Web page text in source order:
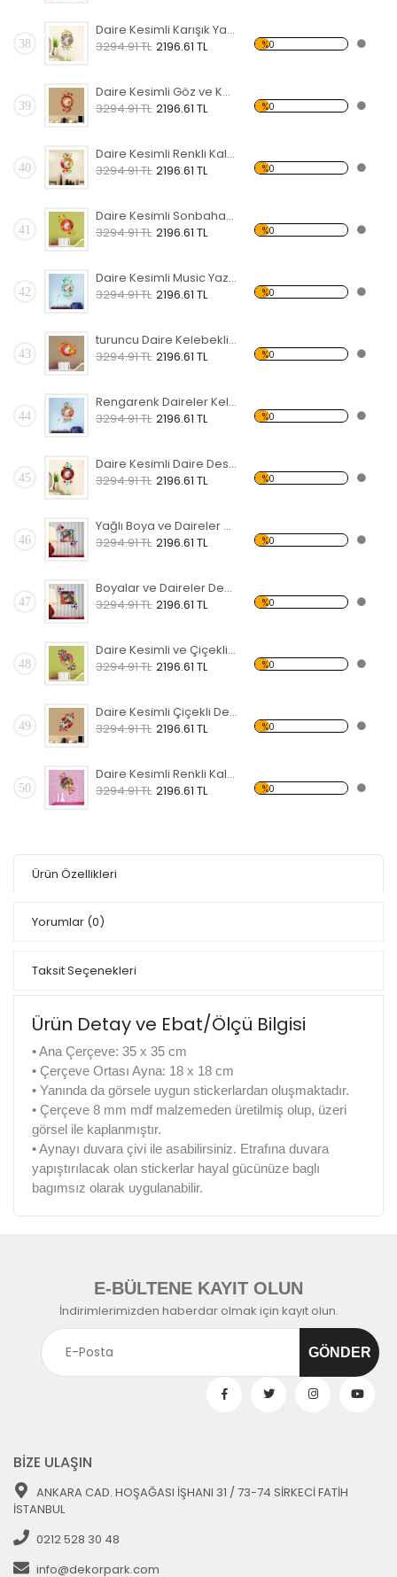
38
Daire Kesimli Karışık Yazılı ve Kelebekli Dekoratif Ahşap Çerçeveli Ayna
3294.91 TL 2196.61 TL %0
39
Daire Kesimli Göz ve Kelebekli Dekoratif Ahşap Çerçeveli Ayna
3294.91 TL 2196.61 TL %0
40
Daire Kesimli Renkli Kalpli Kelebekli Dekoratif Ahşap Çerçeveli Ayna
3294.91 TL 2196.61 TL %0
41
Daire Kesimli Sonbahar ve Kelebekli Dekoratif Ahşap Çerçeveli Ayna
3294.91 TL 2196.61 TL %0
42
Daire Kesimli Music Yazılı Kelebekli Dekoratif Ahşap Çerçeveli Ayna
3294.91 TL 2196.61 TL %0
43
turuncu Daire Kelebekli Dekoratif Ahşap Çerçeveli Ayna
3294.91 TL 2196.61 TL %0
44
Rengarenk Daireler Kelebekli Dekoratif Ahşap Çerçeveli Ayna
3294.91 TL 2196.61 TL %0
45
Daire Kesimli Daire Desenli Kelebekli Dekoratif Ahşap Çerçeveli Ayna
3294.91 TL 2196.61 TL %0
46
Yağlı Boya ve Daireler Dekoratif Ahşap Çerçeveli Ayna
3294.91 TL 2196.61 TL %0
47
Boyalar ve Daireler Dekoratif Ahşap Çerçeveli Ayna
3294.91 TL 2196.61 TL %0
48
Daire Kesimli ve Çiçekli Dekoratif Ahşap Çerçeveli Ayna
3294.91 TL 2196.61 TL %0
49
Daire Kesimli Çiçekli Dekoratif Ahşap Çerçeveli Ayna
3294.91 TL 2196.61 TL %0
50
Daire Kesimli Renkli Kalpler Dekoratif Ahşap Çerçeveli Ayna
3294.91 TL 2196.61 TL %0
Ürün Özellikleri
Yorumlar (0)
Taksit Seçenekleri
Ürün Detay ve Ebat/Ölçü Bilgisi
• Ana Çerçeve: 35 x 35 cm
• Çerçeve Ortası Ayna: 18 x 18 cm
• Yanında da görsele uygun stickerlardan oluşmaktadır.
• Çerçeve 8 mm mdf malzemeden üretilmiş olup, üzeri
görsel ile kaplanmıştır.
• Aynayı duvara çivi ile asabilirsiniz. Etrafına duvara
yapıştırılacak olan stickerlar hayal gücünüze baglı
bagımsız olarak uygulanabilir.
E-BÜLTENE KAYIT OLUN
İndirimlerimizden haberdar olmak için kayıt olun.
BİZE ULAŞIN
ANKARA CAD. HOŞAĞASI İŞHANI 31 / 73-74 SİRKECİ FATİH
İSTANBUL
0212 528 30 48
info@dekorpark.com